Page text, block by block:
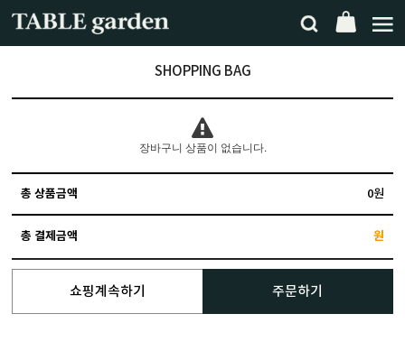
SHOPPING BAG
장바구니 상품이 없습니다.
총 상품금액 0원
총 결제금액 원
쇼핑계속하기 주문하기